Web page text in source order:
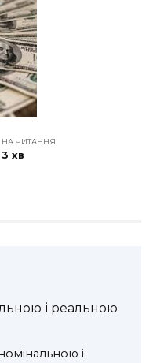
НА ЧИТАННЯ
3 хв
і реальною
і